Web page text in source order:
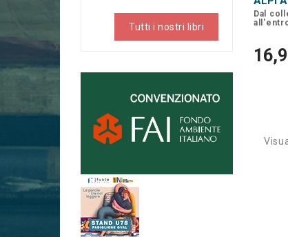
Tutti i nostri libri
Dal